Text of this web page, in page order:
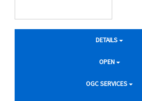
DETAILS
OPEN
OGC SERVICES